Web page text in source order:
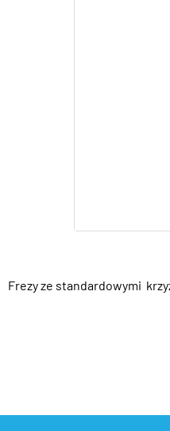
Frezy ze standardowymi